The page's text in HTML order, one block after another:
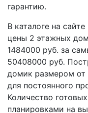
гарантию.
В каталоге на
цены 2 этажных
1484000 руб. за
50408000 руб.
домик размером от
для постоянного
Количество
планировками на